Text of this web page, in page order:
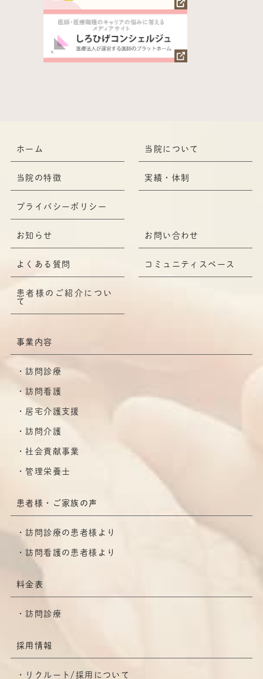
ホーム 当院について
当院の特徴 実績・体制
プライバシーポリシー
お知らせ お問い合わせ
よくある質問 コミュニティスペース
患者様のご紹介につい
て
事業内容
訪問診療
訪問看護
居宅介護支援
訪問介護
社会貢献事業
管理栄養士
患者様・ご家族の声
訪問診療の患者様より
訪問看護の患者様より
料金表
訪問診療
採用情報
リクルート/採用について